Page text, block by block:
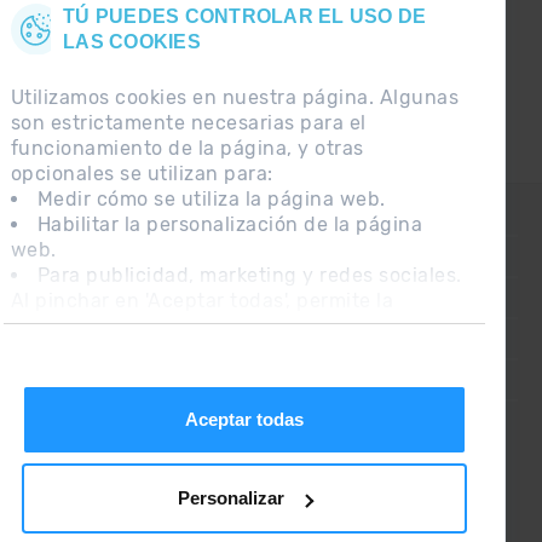
TÚ PUEDES CONTROLAR EL USO DE
LAS COOKIES
Utilizamos cookies en nuestra página. Algunas
son estrictamente necesarias para el
funcionamiento de la página, y otras
opcionales se utilizan para:
Medir cómo se utiliza la página web.
Habilitar la personalización de la página
web.
Para publicidad, marketing y redes sociales.
instalación de las cookies. Si prefieres
Aceptar todas
Personalizar
CONTACTO
PREGUNTAS FRECUENTES